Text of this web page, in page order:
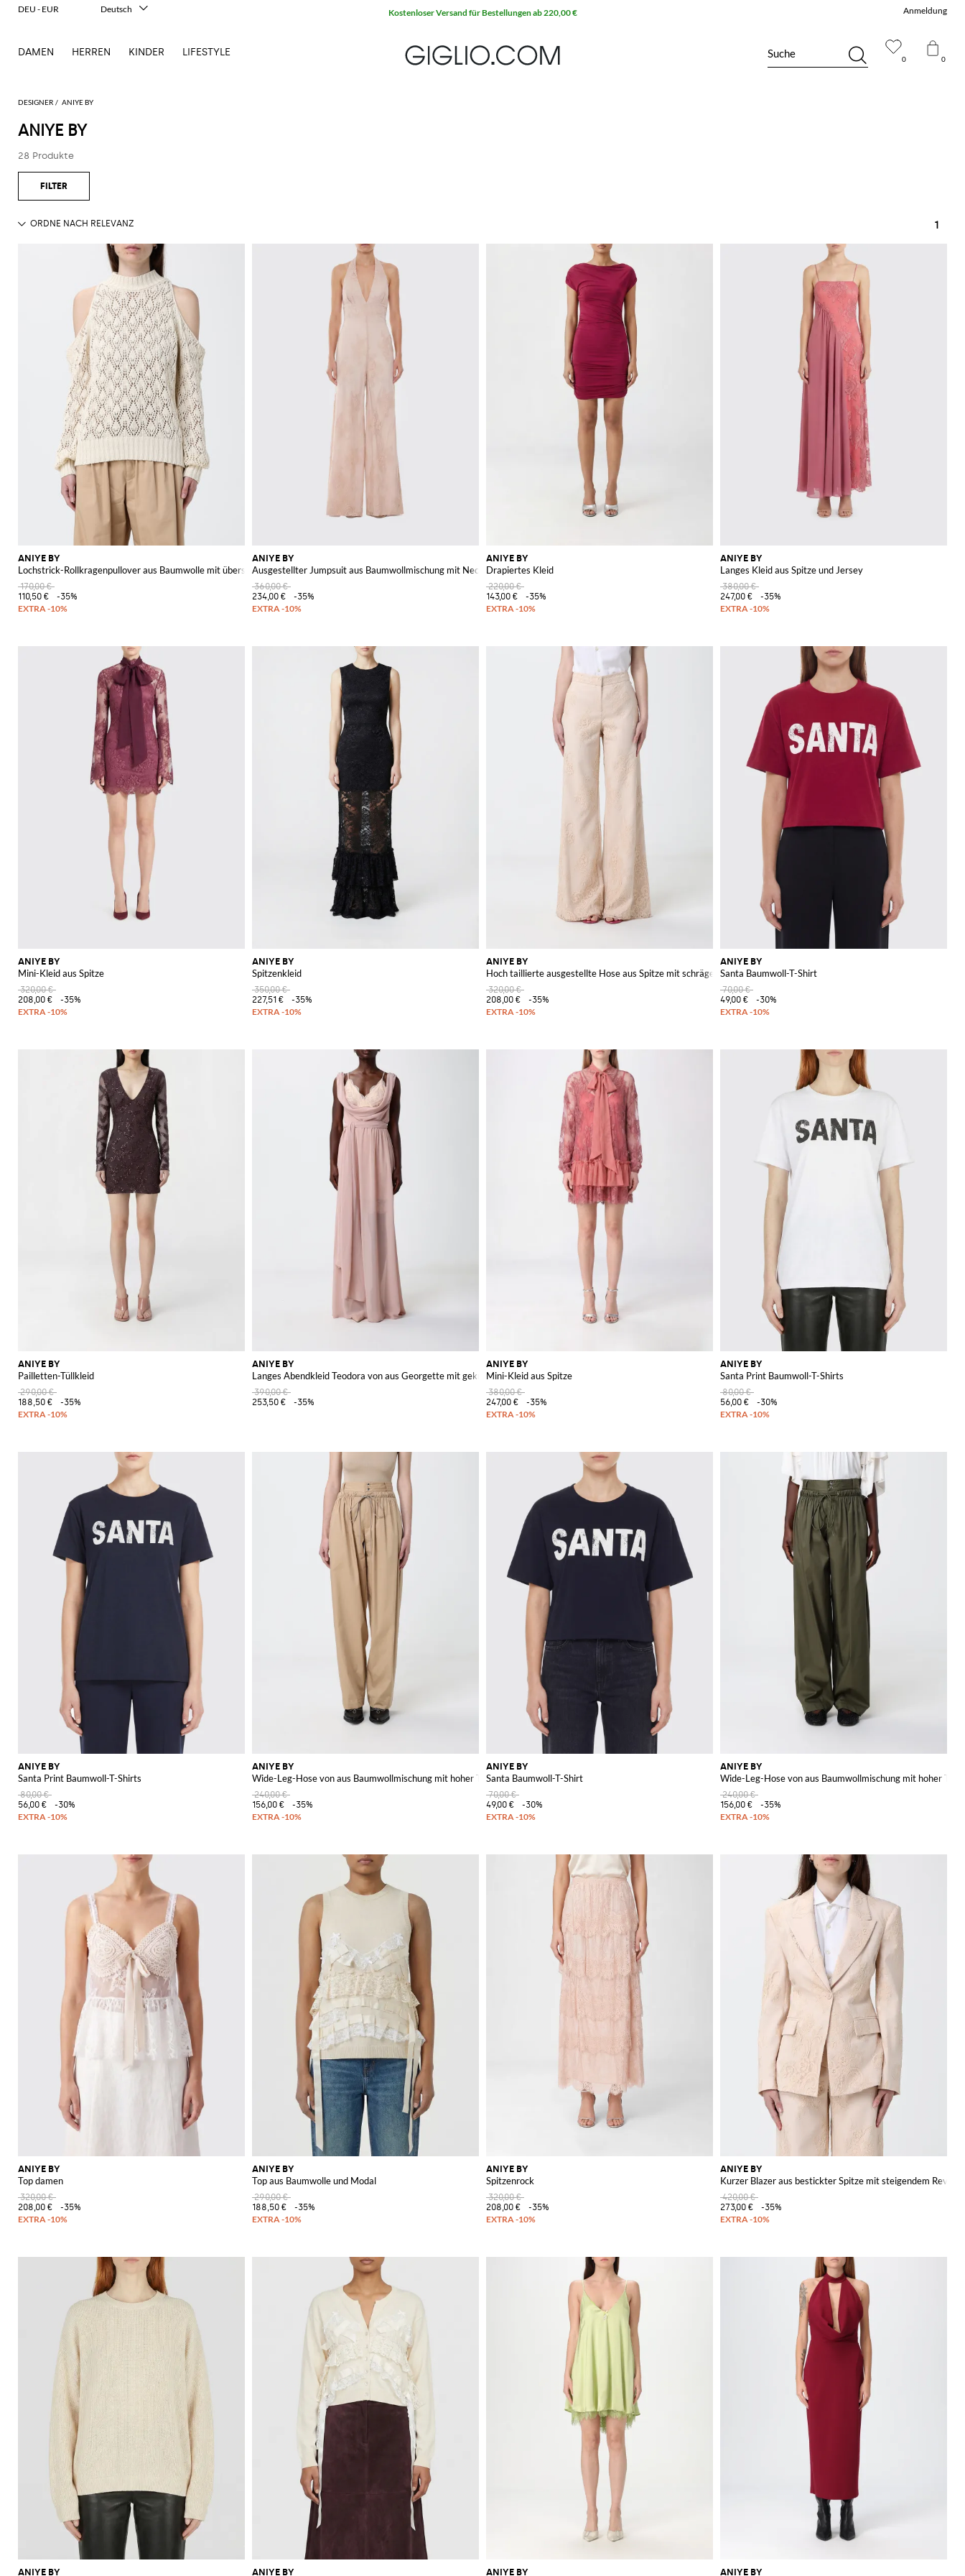
DESIGNER ANIYE BY
ANIYE BY
28 Produkte
1
ANIYE BY
Lochstrick-Rollkragenpullover aus Baumwolle mit überschnittenen Schultern
170,00 €
110,50 €
-35%
ANIYE BY
Ausgestellter Jumpsuit aus Baumwollmischung mit Neckholder und Blumendetails
360,00 €
234,00 €
-35%
ANIYE BY
Drapiertes Kleid
220,00 €
143,00 €
-35%
ANIYE BY
Langes Kleid aus Spitze und Jersey
380,00 €
247,00 €
-35%
ANIYE BY
Mini-Kleid aus Spitze
320,00 €
208,00 €
-35%
ANIYE BY
Spitzenkleid
350,00 €
227,51 €
-35%
ANIYE BY
Hoch taillierte ausgestellte Hose aus Spitze mit schrägen Taschen
320,00 €
208,00 €
-35%
ANIYE BY
Santa Baumwoll-T-Shirt
70,00 €
49,00 €
-30%
ANIYE BY
Pailletten-Tüllkleid
290,00 €
188,50 €
-35%
ANIYE BY
Langes Abendkleid Teodora von aus Georgette mit gekreuzten Trägern
390,00 €
253,50 €
-35%
ANIYE BY
Mini-Kleid aus Spitze
380,00 €
247,00 €
-35%
ANIYE BY
Santa Print Baumwoll-T-Shirts
80,00 €
56,00 €
-30%
ANIYE BY
Santa Print Baumwoll-T-Shirts
80,00 €
56,00 €
-30%
ANIYE BY
Wide-Leg-Hose von aus Baumwollmischung mit hoher Taille und Kordelzug
240,00 €
156,00 €
-35%
ANIYE BY
Santa Baumwoll-T-Shirt
70,00 €
49,00 €
-30%
ANIYE BY
Wide-Leg-Hose von aus Baumwollmischung mit hoher
240,00 €
156,00 €
-35%
ANIYE BY
Top damen
320,00 €
208,00 €
-35%
ANIYE BY
Top aus Baumwolle und Modal
290,00 €
188,50 €
-35%
ANIYE BY
Spitzenrock
320,00 €
208,00 €
-35%
ANIYE BY
Kurzer Blazer aus bestickter Spitze mit steigendem Revers
420,00 €
273,00 €
-35%
ANIYE BY ANIYE BY ANIYE BY ANIYE BY
0 0
Suche
Anmeldung
DAMEN HERREN KINDER LIFESTYLE
Kostenloser Versand für Bestellungen ab 220,00 €
DEU - EUR
Deutsch
Français